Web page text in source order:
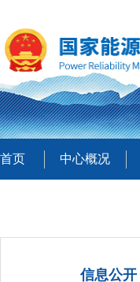
首页 中心概况
信息公开